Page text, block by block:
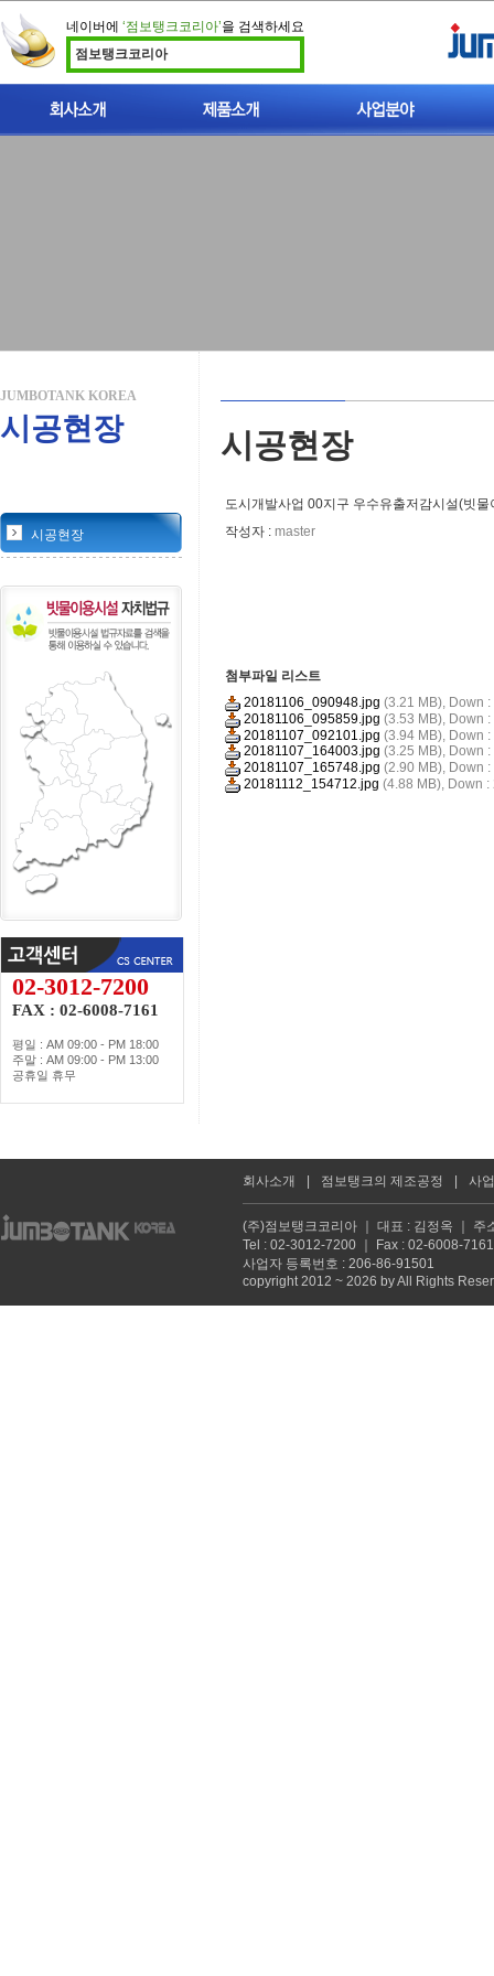
네이버에 ‘점보탱크코리아’을 검색하세요
점보탱크코리아
JUMBOTANK KOREA
시공현장
시공현장
02-3012-7200
FAX : 02-6008-7161
평일 : AM 09:00 - PM 18:00
주말 : AM 09:00 - PM 13:00
공휴일 휴무
시공현장
도시개발사업 00지구 우수유출저감시설(빗
작성자 : master
첨부파일 리스트
20181106_090948.jpg (3.21 MB), Down
20181106_095859.jpg (3.53 MB), Down :
20181107_092101.jpg (3.94 MB), Down :
20181107_164003.jpg (3.25 MB), Down
20181107_165748.jpg (2.90 MB), Down
20181112_154712.jpg (4.88 MB), Down :
회사소개 점보탱크의 제조공정 사
(주)점보탱크코리아 ｜ 대표 : 김정옥 ｜ 주
Tel : 02-3012-7200 ｜ Fax : 02-6008-
사업자 등록번호 : 206-86-91501
copyright 2012 ~ 2026 by All Rights